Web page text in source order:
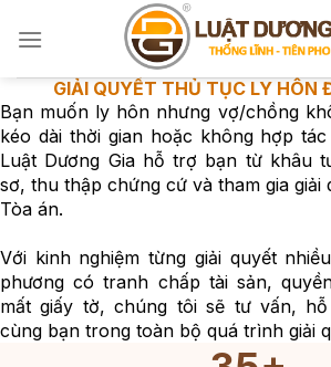
qua
DỊCH VỤ LUẬT SƯ
LY HÔN ĐƠN PHƯƠNG
Luật Dương Gia với kinh nghiệm
nhiều hồ sơ ly hôn đơn phương sẽ
tục đúng quy định, nhanh chóng và
lợi ích hợp pháp của mình.
GỌI NGAY CHO LUẬT SƯ